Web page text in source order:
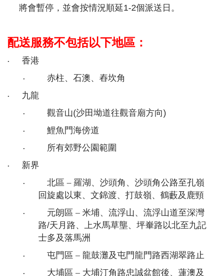
將會暫停，並會按情況順延1-2個派送日。
配送服務不包括以下地區：
‧
香港
‧
赤柱、石澳、舂坎角
‧
九龍
‧
觀音山(沙田坳道往觀音廟方向)
‧
鯉魚門海傍道
‧
所有郊野公園範圍
‧
新界
‧
北區 – 羅湖、沙頭角、沙頭角公路至孔嶺
回旋處以東、文錦渡、打鼓嶺、鶴藪及鹿頸
‧
元朗區 – 米埔、流浮山、流浮山道至深灣
路/天月路、上水馬草壟、坪輋路以北至九記
士多及落馬洲
‧
屯門區 – 龍鼓灘及屯門龍門路西湖翠路止
‧
大埔區 – 大埔汀角路忠誠盆館後、蓮澳及